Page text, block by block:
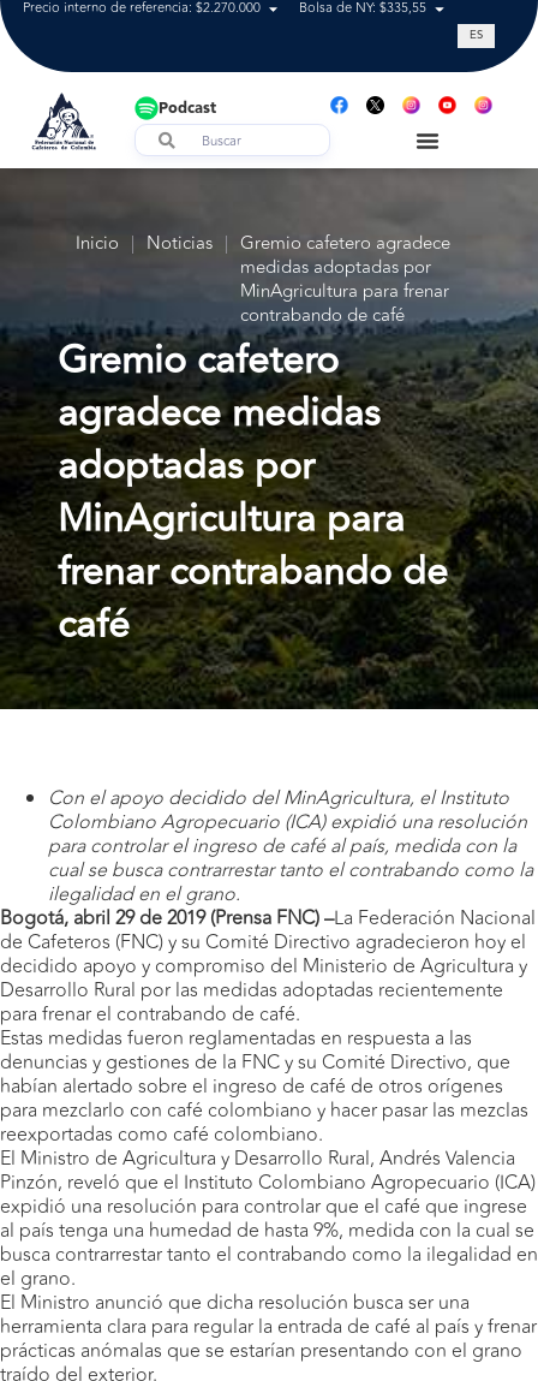
Precio interno de referencia: $2.270.000 Bolsa de NY: $335,55 Tasa de
ES
Podcast
Inicio | Noticias | Gremio cafetero agradece
medidas adoptadas por
MinAgricultura para frenar
contrabando de café
Gremio cafetero
agradece medidas
adoptadas por
MinAgricultura para
frenar contrabando de
café
Con el apoyo decidido del MinAgricultura, el Instituto
Colombiano Agropecuario (ICA) expidió una resolución
para controlar el ingreso de café al país, medida con la
cual se busca contrarrestar tanto el contrabando como la
ilegalidad en el grano.
Bogotá, abril 29 de 2019 (Prensa FNC) –La Federación Nacional
de Cafeteros (FNC) y su Comité Directivo agradecieron hoy el
decidido apoyo y compromiso del Ministerio de Agricultura y
Desarrollo Rural por las medidas adoptadas recientemente
para frenar el contrabando de café.
Estas medidas fueron reglamentadas en respuesta a las
denuncias y gestiones de la FNC y su Comité Directivo, que
habían alertado sobre el ingreso de café de otros orígenes
para mezclarlo con café colombiano y hacer pasar las mezclas
reexportadas como café colombiano.
El Ministro de Agricultura y Desarrollo Rural, Andrés Valencia
Pinzón, reveló que el Instituto Colombiano Agropecuario (ICA)
expidió una resolución para controlar que el café que ingrese
al país tenga una humedad de hasta 9%, medida con la cual se
busca contrarrestar tanto el contrabando como la ilegalidad en
el grano.
El Ministro anunció que dicha resolución busca ser una
herramienta clara para regular la entrada de café al país y frenar
prácticas anómalas que se estarían presentando con el grano